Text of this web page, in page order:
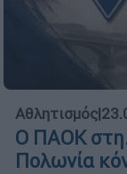
Αθλητισμός|
Ο ΠΑΟΚ
Πολωνία